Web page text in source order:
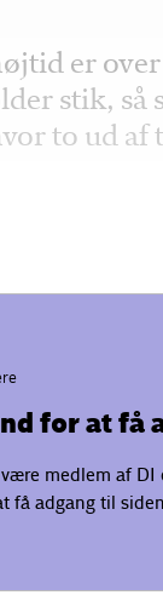
er over
stik, så
to ud
for at få
medlem af DI
få adgang til